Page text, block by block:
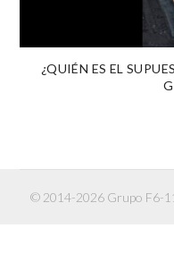
¿QUIÉN ES EL
© 2014-2026 Grupo F6-